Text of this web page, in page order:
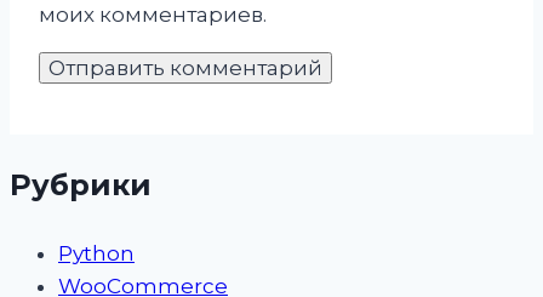
моих комментариев.
Рубрики
Python
WooCommerce